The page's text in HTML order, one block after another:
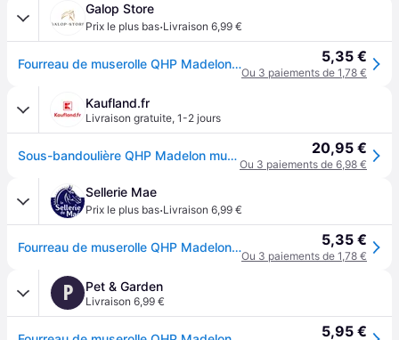
Galop Store
Prix le plus bas·Livraison 6,99 €
Fourreau de muserolle QHP Madelon - Noir 5,35 €
Ou 3 paiements de 1,78 €
Kaufland.fr
Livraison gratuite, 1-2 jours
Sous-bandoulière QHP Madelon muserolle, Taille:VB, Couleur:noir 20,95 €
Ou 3 paiements de 6,98 €
Sellerie Mae
Prix le plus bas·Livraison 6,99 €
Fourreau de muserolle QHP Madelon - Noir 5,35 €
Ou 3 paiements de 1,78 €
P Pet & Garden
Livraison 6,99 €
5,95 €